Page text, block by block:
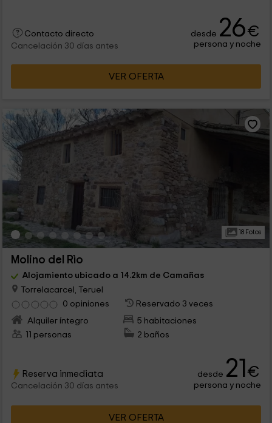
Contacto directo
Cancelación 30 días antes
desde 26€
persona y noche
VER OFERTA
18 Fotos
Molino del Rìo
Alojamiento ubicado a 14.2km de Camañas
Torrelacarcel, Teruel
0 opiniones
Reservado 3 veces
Alquiler íntegro
5 habitaciones
11 personas
2 baños
Reserva inmediata
Cancelación 30 días antes
desde 21€
persona y noche
VER OFERTA